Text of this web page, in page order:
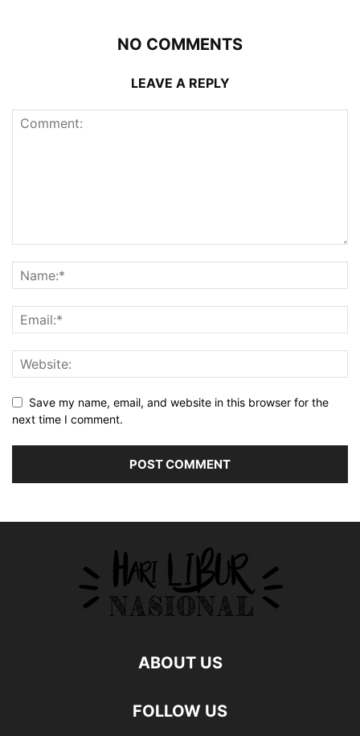
NO COMMENTS
LEAVE A REPLY
Save my name, email, and website in this browser for the
next time I comment.
ABOUT US
FOLLOW US